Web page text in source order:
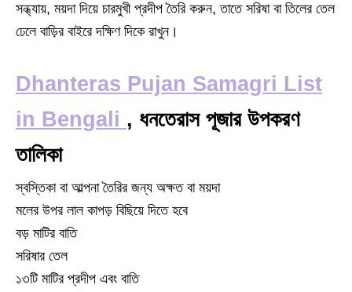
সন্ধ্যায়, ময়দা দিয়ে চারমুখী প্রদীপ তৈরি করুন, তাতে সরিষা বা তিলের তেল
ঢেলে বাড়ির বাইরে দক্ষিণ দিকে রাখুন।
Dhanteras Pujan Samagri List
in Bengali , ধনতেরাস পূজার উপকরণ
তালিকা
স্বস্তিকা বা আল্পনা তৈরির জন্য অক্ষত বা ময়দা
মলের উপর লাল কাপড় বিছিয়ে দিতে হবে
বড় মাটির বাতি
সরিষার তেল
১৩টি মাটির প্রদীপ এবং বাতি